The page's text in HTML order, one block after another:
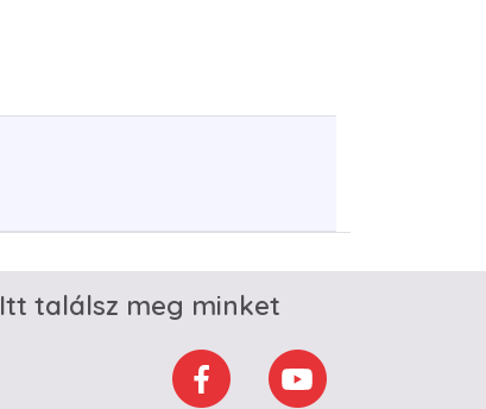
Itt találsz meg minket